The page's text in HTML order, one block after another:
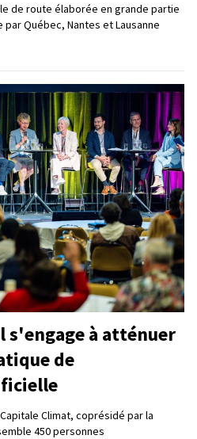
de route élaborée en grande partie
Québec, Nantes et Lausanne
s'engage à atténuer
de
Climat, coprésidé par la
450 personnes